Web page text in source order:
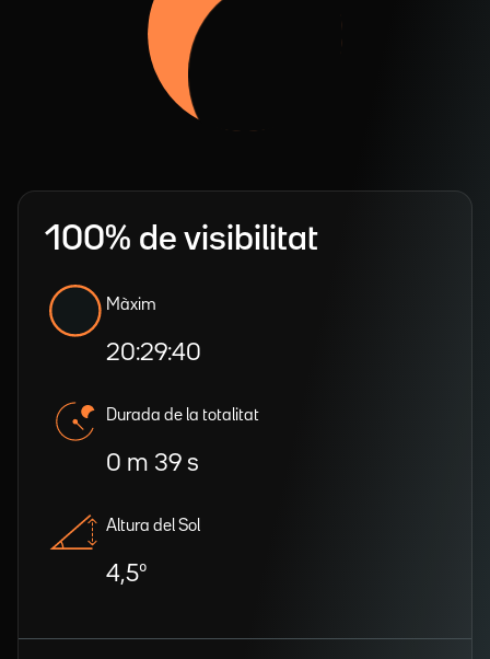
100% de visibilitat
Màxim
20:29:40
Durada de la totalitat
0 m 39 s
Altura del Sol
4,5º